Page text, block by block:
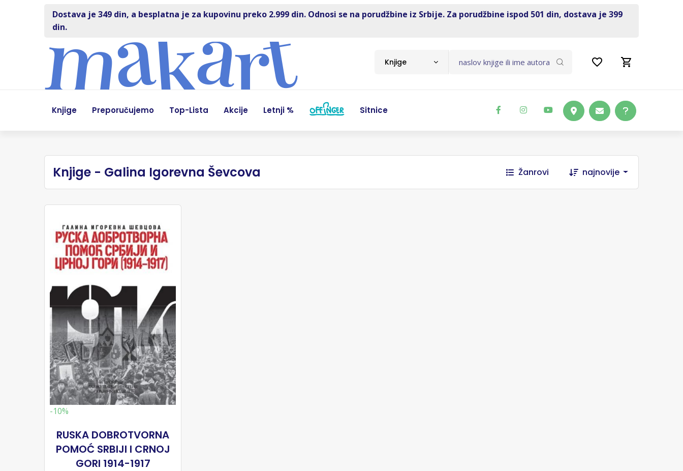
Dostava je 349 din, a besplatna je za kupovinu preko 2.999 din. Odnosi se na porudžbine iz Srbije. Za porudžbine ispod 501 din, dostava je 399
din.
Knjige
Knjige Preporučujemo Top-Lista Akcije Letnji % Sitnice
Knjige - Galina Igorevna Ševcova Žanrovi najnovije
-10%
RUSKA DOBROTVORNA
POMOĆ SRBIJI I CRNOJ
GORI 1914-1917